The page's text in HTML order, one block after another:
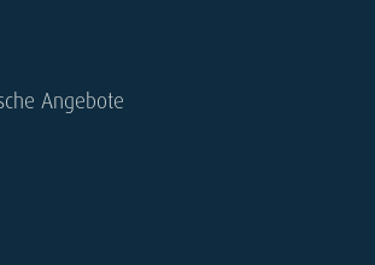
Angebote